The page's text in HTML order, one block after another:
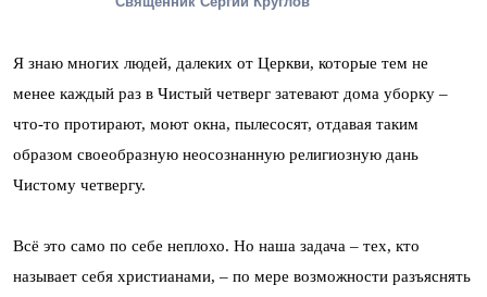
Я знаю многих людей, далеких от Церкви, которые тем не
менее каждый раз в Чистый четверг затевают дома уборку –
что-то протирают, моют окна, пылесосят, отдавая таким
образом своеобразную неосознанную религиозную дань
Чистому четвергу.
Всё это само по себе неплохо. Но наша задача – тех, кто
называет себя христианами, – по мере возможности разъяснять